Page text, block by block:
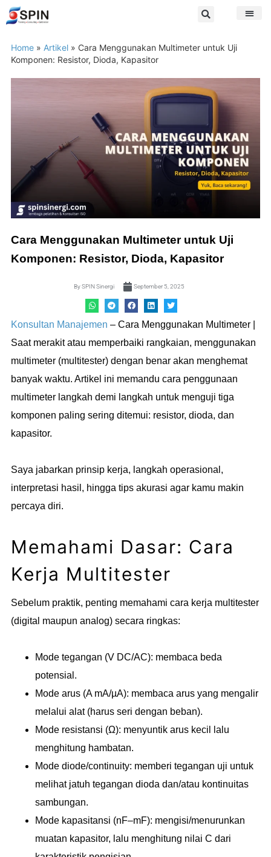
Home » Artikel » Cara Menggunakan Multimeter untuk Uji
Komponen: Resistor, Dioda, Kapasitor
Cara Menggunakan Multimeter untuk Uji
Komponen: Resistor, Dioda, Kapasitor
BySPIN Sinergi September 5, 2025
Konsultan Manajemen – Cara Menggunakan Multimeter |
Saat merakit atau memperbaiki rangkaian, menggunakan
multimeter (multitester) dengan benar akan menghemat
banyak waktu. Artikel ini memandu cara penggunaan
multimeter langkah demi langkah untuk menguji tiga
komponen paling sering ditemui: resistor, dioda, dan
kapasitor.
Saya jabarkan prinsip kerja, langkah operasional,
interpretasi hasil, hingga tips akurasi agar kamu makin
percaya diri.
Memahami Dasar: Cara
Kerja Multitester
Sebelum praktik, penting memahami cara kerja multitester
(digital maupun analog) secara ringkas:
Mode tegangan (V DC/AC): membaca beda
potensial.
Mode arus (A mA/µA): membaca arus yang mengalir
melalui alat (harus seri dengan beban).
Mode resistansi (Ω): menyuntik arus kecil lalu
menghitung hambatan.
Mode diode/continuity: memberi tegangan uji untuk
melihat jatuh tegangan dioda dan/atau kontinuitas
sambungan.
Mode kapasitansi (nF–mF): mengisi/menurunkan
muatan kapasitor, lalu menghitung nilai C dari